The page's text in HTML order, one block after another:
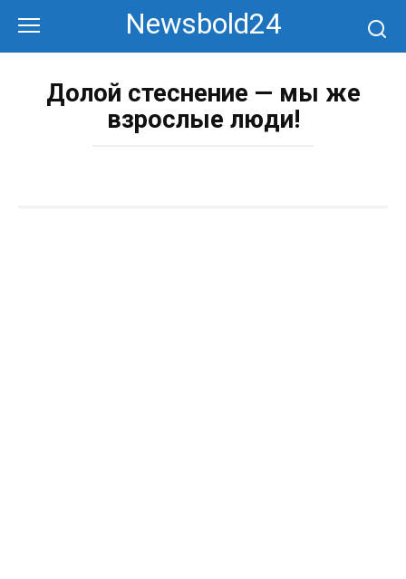
контенту
Newsbold24
Долой стеснение — мы же
взрослые люди!